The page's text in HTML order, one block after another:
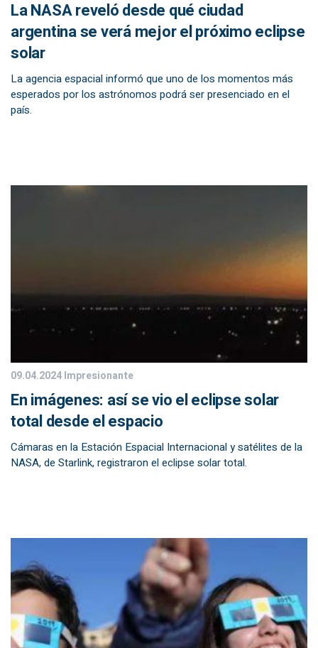
La NASA reveló desde qué ciudad
argentina se verá mejor el próximo eclipse
solar
La agencia espacial informó que uno de los momentos más
esperados por los astrónomos podrá ser presenciado en el
país.
09.04.2024Impresionante
En imágenes: así se vio el eclipse solar
total desde el espacio
Cámaras en la Estación Espacial Internacional y satélites de la
NASA, de Starlink, registraron el eclipse solar total.